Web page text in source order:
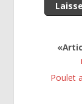
Poulet